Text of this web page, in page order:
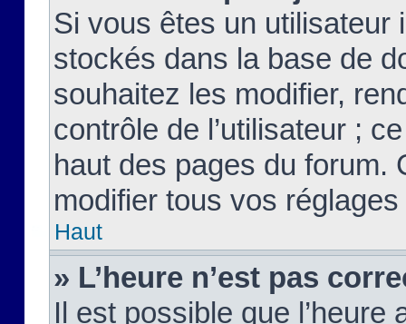
Si vous êtes un
stockés dans la base de
souhaitez les modifier,
contrôle de l’utilisateur ;
haut des pages du forum.
modifier tous vos
Haut
» L’heure n’est pas
Il est possible que